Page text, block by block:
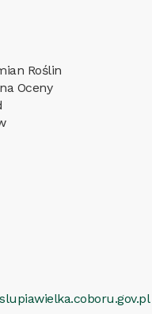
Roślin
Oceny